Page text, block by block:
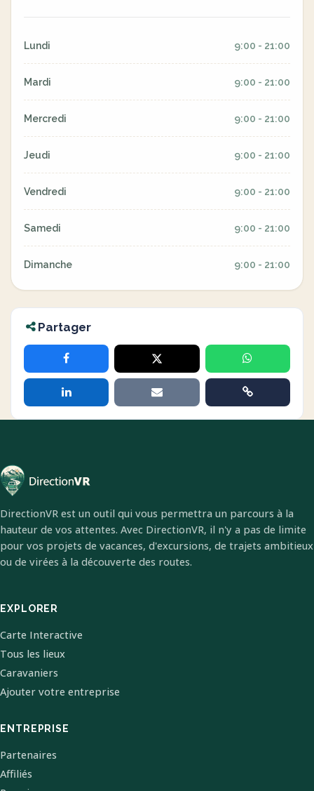
Lundi 9:00 - 21:00
Mardi 9:00 - 21:00
Mercredi 9:00 - 21:00
Jeudi 9:00 - 21:00
Vendredi 9:00 - 21:00
Samedi 9:00 - 21:00
Dimanche 9:00 - 21:00
Partager
DirectionVR est un outil qui vous permettra un parcours à la
hauteur de vos attentes. Avec DirectionVR, il n'y a pas de limite
pour vos projets de vacances, d'excursions, de trajets ambitieux
ou de virées à la découverte des routes.
EXPLORER
Carte Interactive
Tous les lieux
Caravaniers
Ajouter votre entreprise
ENTREPRISE
Partenaires
Affiliés